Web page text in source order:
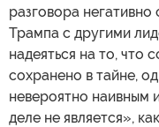
разговора
Трампа с другими
надеяться на то, что
сохранено в тайне,
невероятно наивным
деле не является»,